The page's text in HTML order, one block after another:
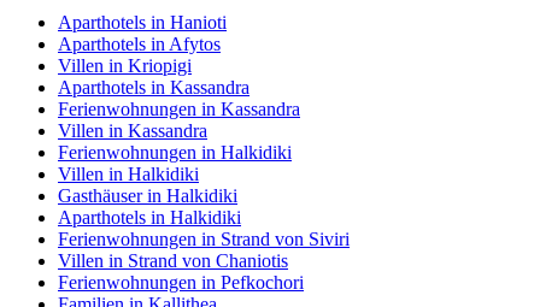
Aparthotels in Hanioti
Aparthotels in Afytos
Villen in Kriopigi
Aparthotels in Kassandra
Ferienwohnungen in Kassandra
Villen in Kassandra
Ferienwohnungen in Halkidiki
Villen in Halkidiki
Gasthäuser in Halkidiki
Aparthotels in Halkidiki
Ferienwohnungen in Strand von Siviri
Villen in Strand von Chaniotis
Ferienwohnungen in Pefkochori